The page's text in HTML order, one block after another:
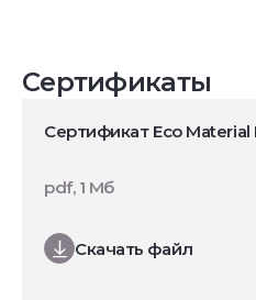
Сертификаты
Сертификат Eco
Скачать файл
pdf, 1 Мб